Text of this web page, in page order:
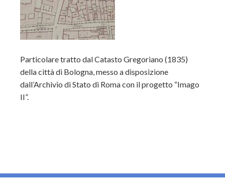
Particolare tratto dal Catasto Gregoriano (1835)
della città di Bologna, messo a disposizione
dall’Archivio di Stato di Roma con il progetto “Imago
II”.